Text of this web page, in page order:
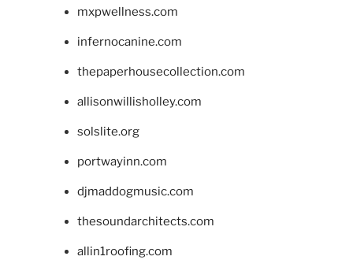
mxpwellness.com
infernocanine.com
thepaperhousecollection.com
allisonwillisholley.com
solslite.org
portwayinn.com
djmaddogmusic.com
thesoundarchitects.com
allin1roofing.com